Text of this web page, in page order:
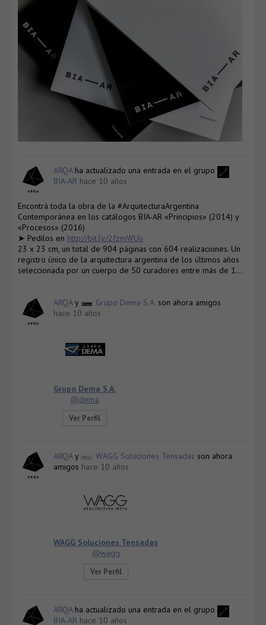
ARQAha actualizado una entrada en el grupo
BIA-AR hace 10 años
Encontrá toda la obra de la #ArquitecturaArgentina
Contemporánea en los catálogos BIA-AR «Principios» (2014) y
«Procesos» (2016)
➤ Pedilos en http://bit.ly/2fzmWUu
23 x 23 cm, un total de 904 páginas con 604 realizaciones. Un
registro único de la arquitectura argentina de los últimos años
seleccionada por un cuerpo de 50 curadores entre más de 1…
ARQAy Grupo Dema S.A. son ahora amigos
hace 10 años
Grupo Dema S.A.
@dema
Ver Perfil
ARQAy WAGG Soluciones Tensadas son ahora
amigos hace 10 años
WAGG Soluciones Tensadas
@wagg
Ver Perfil
ARQAha actualizado una entrada en el grupo
BIA-AR hace 10 años